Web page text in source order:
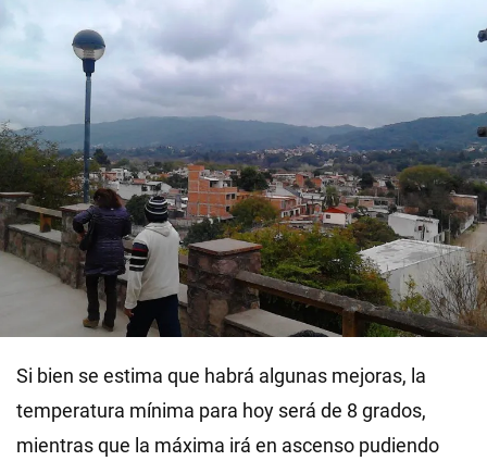
Si bien se estima que habrá algunas mejoras, la
temperatura mínima para hoy será de 8 grados,
mientras que la máxima irá en ascenso pudiendo